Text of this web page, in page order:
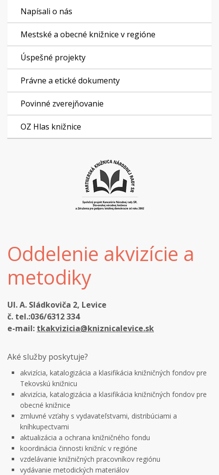
Napísali o nás
Mestské a obecné knižnice v regióne
Úspešné projekty
Právne a etické dokumenty
Povinné zverejňovanie
OZ Hlas knižnice
Oddelenie akvizície a
metodiky
Ul. A. Sládkoviča 2, Levice
č. tel.:036/6312 334
e-mail: tkakvizicia@kniznicalevice.sk
Aké služby poskytuje?
akvizícia, katalogizácia a klasifikácia knižničných fondov pre
Tekovskú knižnicu
akvizícia, katalogizácia a klasifikácia knižničných fondov pre
obecné knižnice
zmluvné vzťahy s vydavateľstvami, distribúciami a
kníhkupectvami
aktualizácia a ochrana knižničného fondu
koordinácia činnosti knižníc v regióne
vzdelávanie knižničných pracovníkov regiónu
vydávanie metodických materiálov